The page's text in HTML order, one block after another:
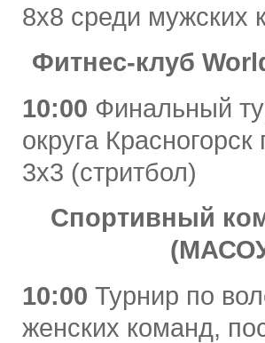
8х8 среди мужских
Фитнес-клуб
10:00 Финальный
округа
3х3 (стритбол)
Спортивный
10:00 Турнир по
женских команд,